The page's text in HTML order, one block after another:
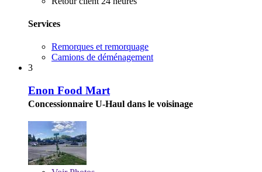
Services
Remorques et remorquage
Camions de déménagement
3
Enon Food Mart
Concessionnaire U-Haul dans le voisinage